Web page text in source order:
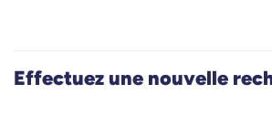
Effectuez une nouvelle